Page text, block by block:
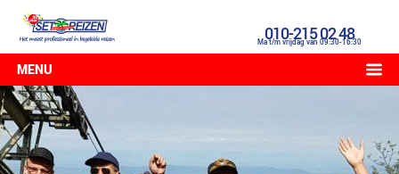
010-215 02 48
Ma t/m vrijdag van 09:30-16:30
MENU